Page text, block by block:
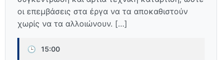
οι επεμβάσεις στα έργα να τα αποκαθιστούν
χωρίς να τα αλλοιώνουν. […]
🕒 15:00